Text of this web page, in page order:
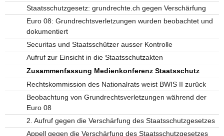
Staatsschutzgesetz: grundrechte.ch gegen Verschärfung
Euro 08: Grundrechtsverletzungen wurden beobachtet und
dokumentiert
Securitas und Staatsschützer ausser Kontrolle
Aufruf zur Einsicht in die Staatsschutzakten
Zusammenfassung Medienkonferenz Staatsschutz
Rechtskommission des Nationalrats weist BWIS II zurück
Beobachtung von Grundrechtsverletzungen während der
Euro 08
2. Aufruf gegen die Verschärfung des Staatsschutzgesetzes
Appell gegen die Verschärfung des Staatsschutzgesetzes